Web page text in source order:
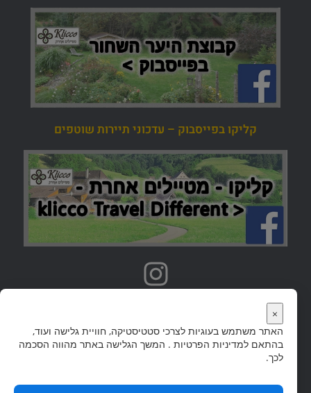
קליקו בפייסבוק – עדכוני תיירות שוטפים
אתר היער השחור הוא חלק מקבוצת אתרי 'קליקו' שבה מדריכי טיולים ליעדים פופולריים רבים
×
האתר משתמש בעוגיות לצרכי סטטיסטיקה, חוויית גלישה ועוד,
בהתאם למדיניות הפרטיות . המשך הגלישה באתר מהווה הסכמה
לכך.